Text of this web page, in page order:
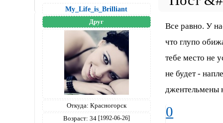
My_Life_is_Brilliant
Друг
Откуда: Красногорск
Возраст: 34 [1992-06-26]
Все равно. У
что глупо
тебе место не
не будет -
джентельмены
0